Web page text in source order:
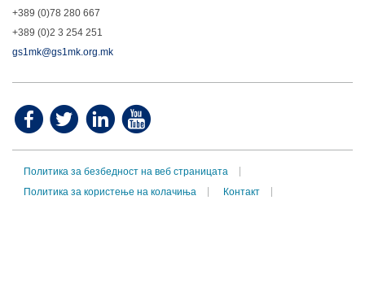
+389 (0)78 280 667
+389 (0)2 3 254 251
gs1mk@gs1mk.org.mk
Политика за безбедност на веб страницата
Политика за користење на колачиња
Контакт